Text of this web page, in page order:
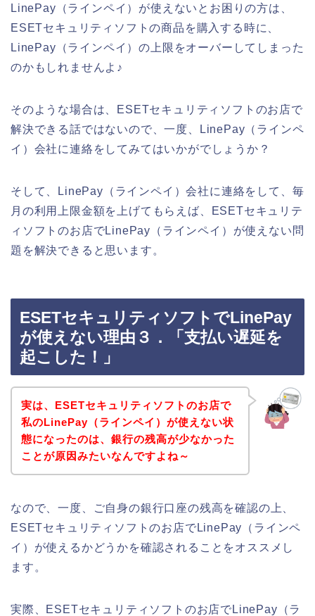
LinePay（ラインペイ）が使えないとお困りの方は、
ESETセキュリティソフトの商品を購入する時に、
LinePay（ラインペイ）の上限をオーバーしてしまった
のかもしれませんよ♪
そのような場合は、ESETセキュリティソフトのお店で
解決できる話ではないので、一度、LinePay（ラインペ
イ）会社に連絡をしてみてはいかがでしょうか？
そして、LinePay（ラインペイ）会社に連絡をして、毎
月の利用上限金額を上げてもらえば、ESETセキュリテ
ィソフトのお店でLinePay（ラインペイ）が使えない問
題を解決できると思います。
ESETセキュリティソフトでLinePay
が使えない理由３．「支払い遅延を
起こした！」
実は、ESETセキュリティソフトのお店で
私のLinePay（ラインペイ）が使えない状
態になったのは、銀行の残高が少なかった
ことが原因みたいなんですよね～
なので、一度、ご自身の銀行口座の残高を確認の上、
ESETセキュリティソフトのお店でLinePay（ラインペ
イ）が使えるかどうかを確認されることをオススメし
ます。
実際、ESETセキュリティソフトのお店でLinePay（ラ